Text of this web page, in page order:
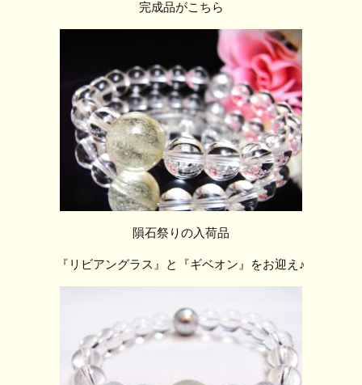
完成品がこちら
隕石祭りの入荷品
『リビアングラス』と『ギベオン』をお迎え♪